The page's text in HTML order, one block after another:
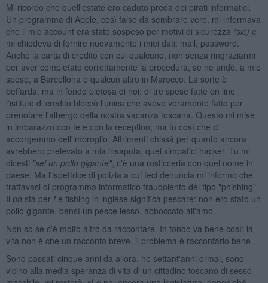
Mi ricordo che quell'estate ero caduto preda dei pirati informatici.
Un programma di Apple, così falso da sembrare vero, mi informava
che il mio account era stato sospeso per motivi di sicurezza (sic) e
mi chiedeva di fornire nuovamente i miei dati: mail, password.
Anche la carta di credito con cui qualcuno, non senza ringraziarmi
per aver completato correttamente la procedura, se ne andò, a mie
spese, a Barcellona e qualcun altro in Marocco. La sorte è
beffarda, ma in fondo pietosa di noi: di tre spese fatte on line
l'istituto di credito bloccò l'unica che avevo veramente fatto per
prenotare l'albergo della nostra vacanza toscana. Questo mi mise
in imbarazzo con te e con la reception, ma fu così che ci
accorgemmo dell'imbroglio. Altrimenti chissà per quanto ancora
avrebbero prelevato a mia insaputa, quei simpatici hacker. Tu mi
dicesti "sei un pollo gigante", c'è una rosticceria con quel nome in
paese. Ma l'ispettrice di polizia a cui feci denuncia mi informò che
trattavasi di programma informatico fraudolento del tipo "phishing".
Il ph sta per f e fishing in inglese significa pescare: non ero stato un
pollo gigante, bensì un pesce lesso, abboccato all'amo.
Non so se c'è molto altro da raccontare. In fondo va bene così: la
vita non è che un racconto breve, il problema è raccontarlo bene.
Sono passati cinque anni da allora, ho settant'anni ormai, sono
vicino alla media speranza di vita di un cittadino toscano di sesso